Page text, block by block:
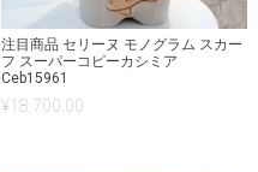
注目商品 セリーヌ モノグラム スカー
フ スーパーコピーカシミア
Ceb15961
¥18,700.00